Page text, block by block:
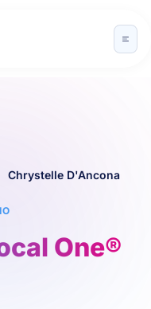
Chrystelle D'Ancona
One®